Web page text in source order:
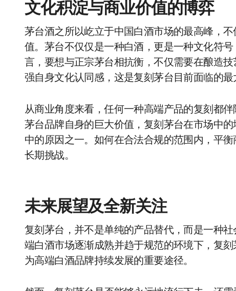
文化积淀与商业价值的博弈
茅台酒之所以屹立于中国白酒市场的最高峰，
值。茅台不仅仅是一种白酒，更是一种文化符
言，要想与正宗茅台相抗衡，不仅需要在酿造
强自身文化认同感，这是复刻茅台目前面临的最
从商业角度来看，任何一种高端产品的复刻都
茅台品牌自身的巨大价值，复刻茅台在市场中
中的原因之一。如何在合法合规的范围内，平
长期挑战。
未来展望及全新关注
复刻茅台，并不是单纯的产品替代，而是一种
端白酒市场逐渐成熟并趋于规范的环境下，复
为高端白酒品牌持续发展的重要途径。